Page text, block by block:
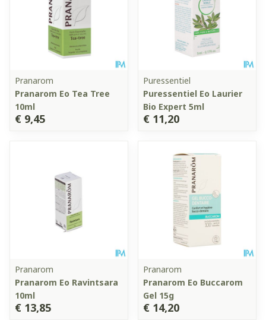
Pranarom
Pranarom Eo Tea Tree
10ml
€ 9,45
Puressentiel
Puressentiel Eo Laurier
Bio Expert 5ml
€ 11,20
Pranarom
Pranarom Eo Ravintsara
10ml
€ 13,85
Pranarom
Pranarom Eo Buccarom
Gel 15g
€ 14,20